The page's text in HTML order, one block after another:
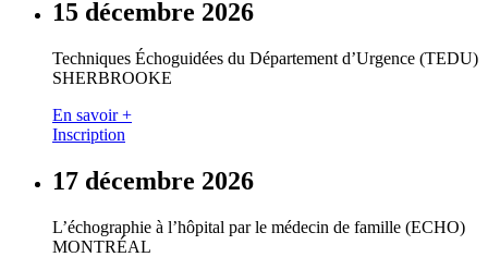
15 décembre 2026
Techniques Échoguidées du Département d’Urgence (TEDU)
SHERBROOKE
En savoir +
Inscription
17 décembre 2026
L’échographie à l’hôpital par le médecin de famille (ECHO)
MONTRÉAL